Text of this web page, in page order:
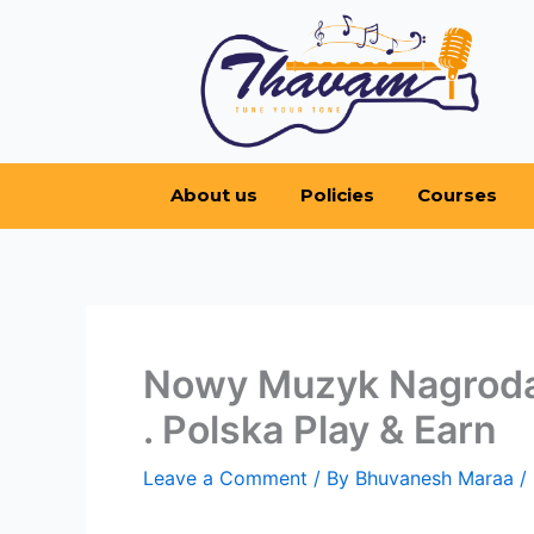
About us Policies Courses
Nowy Muzyk
. Polska Play & Earn
Leave a Comment / By Bhuvanesh Maraa /